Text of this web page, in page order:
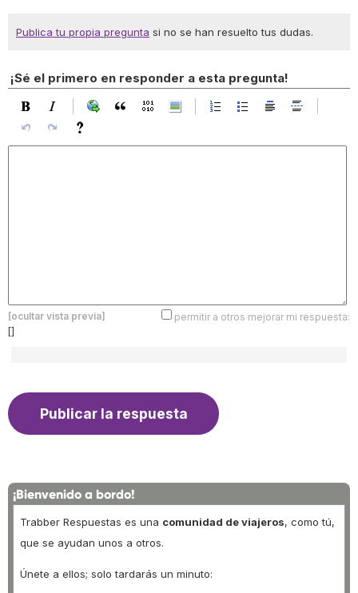
Publica tu propia pregunta si no se han resuelto tus dudas.
¡Sé el primero en responder a esta pregunta!
[ocultar vista previa]
permitir a otros mejorar mi respuesta:
[]
¡Bienvenido a bordo!
Trabber Respuestas es una comunidad de viajeros, como tú,
que se ayudan unos a otros.
Únete a ellos; solo tardarás un minuto: